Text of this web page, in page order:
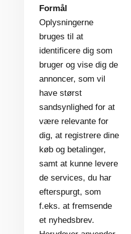
Formål
Oplysningerne
bruges til at
identificere dig som
bruger og vise dig de
annoncer, som vil
have størst
sandsynlighed for at
være relevante for
dig, at registrere dine
køb og betalinger,
samt at kunne levere
de services, du har
efterspurgt, som
f.eks. at fremsende
et nyhedsbrev.